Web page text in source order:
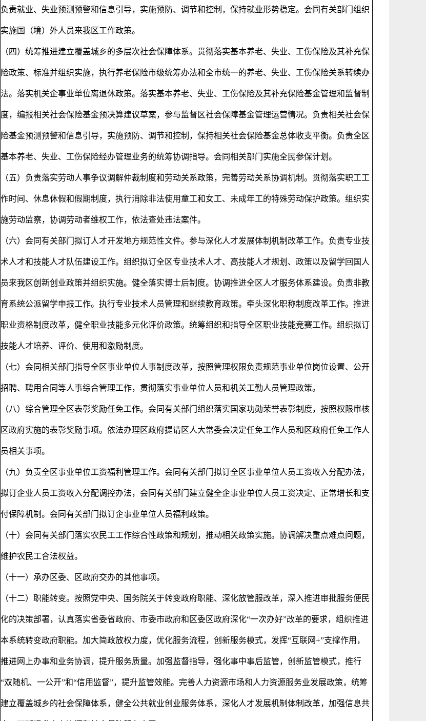
负责就业、失业预测预警和信息引导，实施预防、调节和控制，保持就业形势稳定。会同有关部门组织
实施国（境）外人员来我区工作政策。
（四）统筹推进建立覆盖城乡的多层次社会保障体系。贯彻落实基本养老、失业、工伤保险及其补充保
险政策、标准并组织实施，执行养老保险市级统筹办法和全市统一的养老、失业、工伤保险关系转续办
法。落实机关企事业单位离退休政策。落实基本养老、失业、工伤保险及其补充保险基金管理和监督制
度，编报相关社会保险基金预决算建议草案，参与监督区社会保障基金管理运营情况。负责相关社会保
险基金预测预警和信息引导，实施预防、调节和控制，保持相关社会保险基金总体收支平衡。负责全区
基本养老、失业、工伤保险经办管理业务的统筹协调指导。会同相关部门实施全民参保计划。
（五）负责落实劳动人事争议调解仲裁制度和劳动关系政策，完善劳动关系协调机制。贯彻落实职工工
作时间、休息休假和假期制度，执行消除非法使用童工和女工、未成年工的特殊劳动保护政策。组织实
施劳动监察，协调劳动者维权工作，依法查处违法案件。
（六）会同有关部门拟订人才开发地方规范性文件。参与深化人才发展体制机制改革工作。负责专业技
术人才和技能人才队伍建设工作。组织拟订全区专业技术人才、高技能人才规划、政策以及留学回国人
员来我区创新创业政策并组织实施。健全落实博士后制度。协调推进全区人才服务体系建设。负责非教
育系统公派留学申报工作。执行专业技术人员管理和继续教育政策。牵头深化职称制度改革工作。推进
职业资格制度改革，健全职业技能多元化评价政策。统筹组织和指导全区职业技能竞赛工作。组织拟订
技能人才培养、评价、使用和激励制度。
（七）会同相关部门指导全区事业单位人事制度改革，按照管理权限负责规范事业单位岗位设置、公开
招聘、聘用合同等人事综合管理工作，贯彻落实事业单位人员和机关工勤人员管理政策。
（八）综合管理全区表彰奖励任免工作。会同有关部门组织落实国家功勋荣誉表彰制度，按照权限审核
区政府实施的表彰奖励事项。依法办理区政府提请区人大常委会决定任免工作人员和区政府任免工作人
员相关事项。
（九）负责全区事业单位工资福利管理工作。会同有关部门拟订全区事业单位人员工资收入分配办法，
拟订企业人员工资收入分配调控办法，会同有关部门建立健全企事业单位人员工资决定、正常增长和支
付保障机制。会同有关部门拟订企事业单位人员福利政策。
（十）会同有关部门落实农民工工作综合性政策和规划，推动相关政策实施。协调解决重点难点问题，
维护农民工合法权益。
（十一）承办区委、区政府交办的其他事项。
（十二）职能转变。按照党中央、国务院关于转变政府职能、深化放管服改革，深入推进审批服务便民
化的决策部署，认真落实省委省政府、市委市政府和区委区政府深化“一次办好”改革的要求，组织推进
本系统转变政府职能。加大简政放权力度，优化服务流程，创新服务模式，发挥“互联网+”支撑作用，
推进网上办事和业务协调，提升服务质量。加强监督指导，强化事中事后监管，创新监管模式，推行
“双随机、一公开”和“信用监督”，提升监管效能。完善人力资源市场和人力资源服务业发展政策，统筹
建立覆盖城乡的社会保障体系，健全公共就业创业服务体系，深化人才发展机制体制改革，加强信息共